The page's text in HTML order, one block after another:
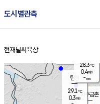
도시별관측
홈
현재날씨 육상
파주금촌
탄현
29.1℃
0.3m/s
28.3℃
0.4m/s
-mm